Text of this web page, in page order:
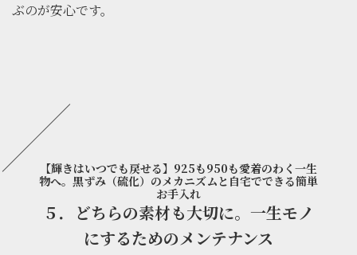
ぶのが安心です。
【輝きはいつでも戻せる】925も950も愛着のわく一生
物へ。黒ずみ（硫化）のメカニズムと自宅でできる簡単
お手入れ
５．どちらの素材も大切に。一生モノ
にするためのメンテナンス